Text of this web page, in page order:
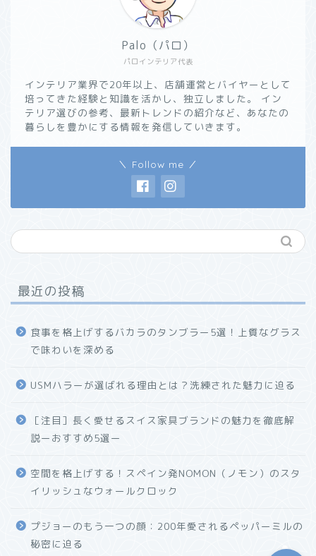
パロインテリア代表
Palo（パロ）
インテリア業界で20年以上、店舗運営とバイヤーとして
培ってきた経験と知識を活かし、独立しました。 イン
テリア選びの参考、最新トレンドの紹介など、あなたの
暮らしを豊かにする情報を発信していきます。
＼ Follow me ／
最近の投稿
食事を格上げするバカラのタンブラー5選！上質なグラス
で味わいを深める
USMハラーが選ばれる理由とは？洗練された魅力に迫る
［注目］長く愛せるスイス家具ブランドの魅力を徹底解
説ーおすすめ5選ー
空間を格上げする！スペイン発NOMON（ノモン）のスタ
イリッシュなウォールクロック
プジョーのもう一つの顔：200年愛されるペッパーミルの
秘密に迫る